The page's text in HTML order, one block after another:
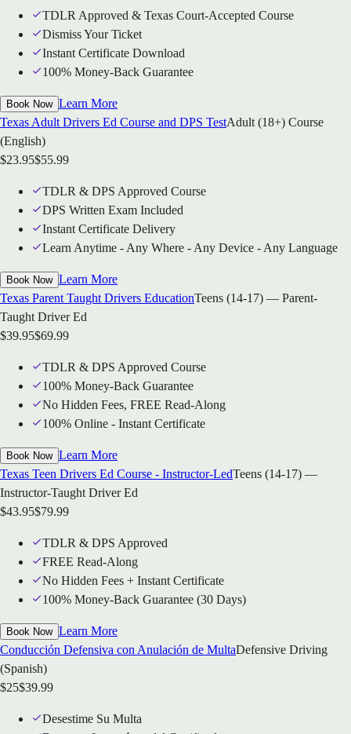
TDLR Approved & Texas Court-Accepted Course
Dismiss Your Ticket
Instant Certificate Download
100% Money-Back Guarantee
Book Now Learn More
Texas Adult Drivers Ed Course and DPS TestAdult (18+) Course
(English)
$23.95$55.99
TDLR & DPS Approved Course
DPS Written Exam Included
Instant Certificate Delivery
Learn Anytime - Any Where - Any Device - Any Language
Book Now Learn More
Texas Parent Taught Drivers EducationTeens (14-17) — Parent-
Taught Driver Ed
$39.95$69.99
TDLR & DPS Approved Course
100% Money-Back Guarantee
No Hidden Fees, FREE Read-Along
100% Online - Instant Certificate
Book Now Learn More
Texas Teen Drivers Ed Course - Instructor-LedTeens (14-17) —
Instructor-Taught Driver Ed
$43.95$79.99
TDLR & DPS Approved
FREE Read-Along
No Hidden Fees + Instant Certificate
100% Money-Back Guarantee (30 Days)
Book Now Learn More
Conducción Defensiva con Anulación de MultaDefensive Driving
(Spanish)
$25$39.99
Desestime Su Multa